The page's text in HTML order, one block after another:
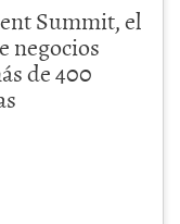
Summit, el
negocios
de 400